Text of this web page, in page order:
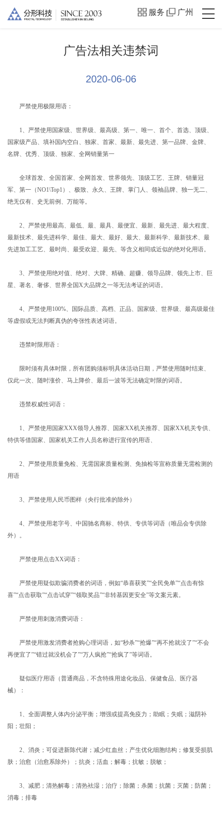
服务 广州
广告法相关违禁词
2020-06-06
严禁使用极限用语：
1、严禁使用国家级、世界级、最高级、第一、唯一、首个、首选、顶级、
国家级产品、填补国内空白、独家、首家、最新、最先进、第一品牌、金牌、
名牌、优秀、顶级、独家、全网销量第一
全球首发、全国首家、全网首发、世界领先、顶级工艺、王牌、销量冠
军、第一（NO1\Top1）、极致、永久、王牌、掌门人、领袖品牌、独一无二、
绝无仅有、史无前例、万能等。
2、严禁使用最高、最低、最、最具、最便宜、最新、最先进、最大程度、
最新技术、最先进科学、最佳、最大、最好、最大、最新科学、最新技术、最
先进加工工艺、最时尚、最受欢迎、最先、等含义相同或近似的绝对化用语。
3、严禁使用绝对值、绝对、大牌、精确、超赚、领导品牌、领先上市、巨
星、著名、奢侈、世界全国X大品牌之一等无法考证的词语。
4、严禁使用100%、国际品质、高档、正品、国家级、世界级、最高级最佳
等虚假或无法判断真伪的夸张性表述词语。
违禁时限用语：
限时须有具体时限，所有团购须标明具体活动日期，严禁使用随时结束、
仅此一次、随时涨价、马上降价、最后一波等无法确定时限的词语。
违禁权威性词语：
1、严禁使用国家XXX领导人推荐、国家XX机关推荐、国家XX机关专供、
特供等借国家、国家机关工作人员名称进行宣传的用语、
2、严禁使用质量免检、无需国家质量检测、免抽检等宣称质量无需检测的
用语
3、严禁使用人民币图样（央行批准的除外）
4、严禁使用老字号、中国驰名商标、特供、专供等词语（唯品会专供除
外）。
严禁使用点击XX词语：
严禁使用疑似欺骗消费者的词语，例如“恭喜获奖”“全民免单”“点击有惊
喜”“点击获取”“点击试穿”“领取奖品”“非转基因更安全”等文案元素。
严禁使用刺激消费词语：
严禁使用激发消费者抢购心理词语，如“秒杀”“抢爆”“再不抢就没了”“不会
再便宜了”“错过就没机会了”“万人疯抢”“抢疯了”等词语。
疑似医疗用语（普通商品，不含特殊用途化妆品、保健食品、医疗器
械）：
1、全面调整人体内分泌平衡；增强或提高免疫力；助眠；失眠；滋阴补
阳；壮阳；
2、消炎；可促进新陈代谢；减少红血丝；产生优化细胞结构；修复受损肌
肤；治愈（治愈系除外）；抗炎；活血；解毒；抗敏；脱敏；
3、减肥；清热解毒；清热袪湿；治疗；除菌；杀菌；抗菌；灭菌；防菌；
消毒；排毒